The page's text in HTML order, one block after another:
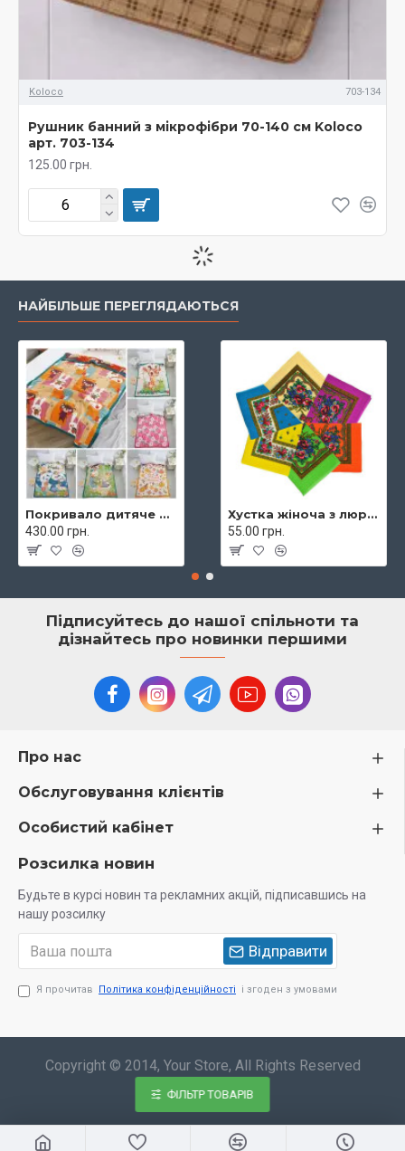
Koloco 703-134
Рушник банний з мікрофібри 70-140 см Koloco
арт. 703-134
125.00 грн.
НАЙБІЛЬШЕ ПЕРЕГЛЯДАЮТЬСЯ
Покривало дитяче муслінове 120х160 Malloory 9288
430.00 грн.
Хустка жіноча з люрексом 70х70 7974
55.00 грн.
Підписуйтесь до нашої спільноти та
дізнайтесь про новинки першими
Про нас
Обслуговування клієнтів
Особистий кабінет
Розсилка новин
Будьте в курсі новин та рекламних акцій, підписавшись на
нашу розсилку
Відправити
Я прочитав Політика конфіденційності і згоден з умовами
Copyright © 2014, Your Store, All Rights Reserved
ФІЛЬТР ТОВАРІВ